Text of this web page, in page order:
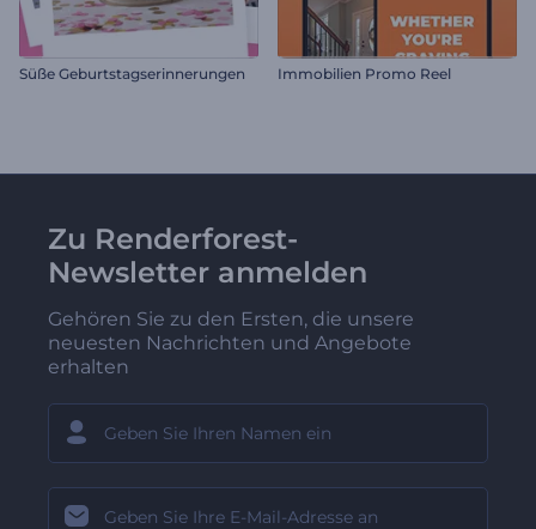
Süße Geburtstagserinnerungen Immobilien Promo Reel
Zu Renderforest-
Newsletter anmelden
Gehören Sie zu den Ersten, die unsere
neuesten Nachrichten und Angebote
erhalten